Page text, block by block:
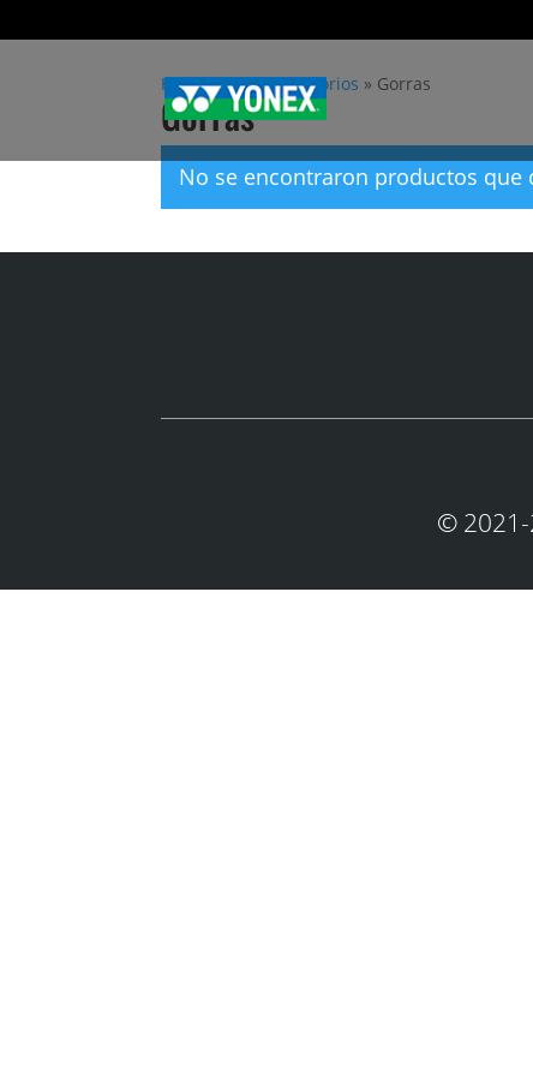
Home»Otros accesorios » Gorras
Gorras
No se encontraron productos que
© 2021-